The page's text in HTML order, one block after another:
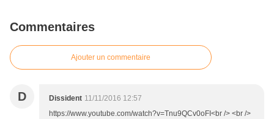
Commentaires
Ajouter un commentaire
D Dissident 11/11/2016 12:57
https://www.youtube.com/watch?v=Tnu9QCv0oFI<br /> <br />